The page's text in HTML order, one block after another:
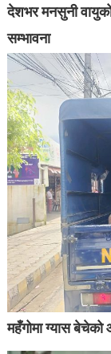
देशभर मनसुनी
सम्भावना
महँगोमा ग्यास